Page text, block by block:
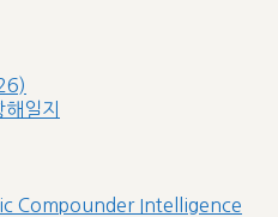
일지
Compounder Intelligence